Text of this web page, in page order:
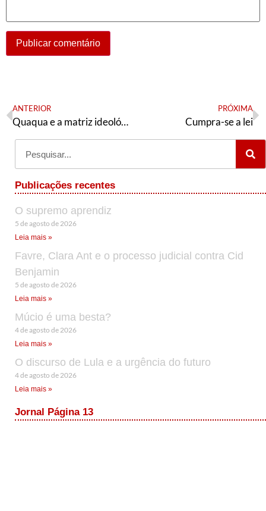
ANTERIOR
Quaqua e a matriz ideológica da conciliação de classes
PRÓXIMA
Cumpra-se a lei
Publicações recentes
O supremo aprendiz
5 de agosto de 2026
Leia mais »
Favre, Clara Ant e o processo judicial contra Cid
Benjamin
5 de agosto de 2026
Leia mais »
Múcio é uma besta?
4 de agosto de 2026
Leia mais »
O discurso de Lula e a urgência do futuro
4 de agosto de 2026
Leia mais »
Jornal Página 13